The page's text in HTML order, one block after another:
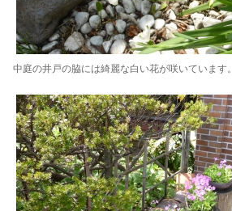
中庭の井戸の脇には綺麗な白い花が咲いています。